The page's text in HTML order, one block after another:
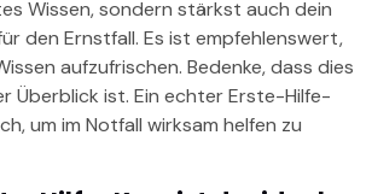
Wissen, sondern stärkst auch dein
den Ernstfall. Es ist empfehlenswert,
aufzufrischen. Bedenke, dass dies
Überblick ist. Ein echter Erste-Hilfe-
um im Notfall wirksam helfen zu